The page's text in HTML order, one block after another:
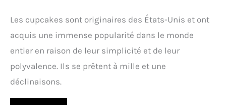
Les cupcakes sont originaires des États-Unis et ont
acquis une immense popularité dans le monde
entier en raison de leur simplicité et de leur
polyvalence. Ils se prêtent à mille et une
déclinaisons.